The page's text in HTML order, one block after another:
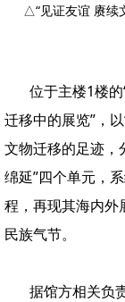
△“见证友谊 赓
位于主楼1楼
迁移中的展览”，
文物迁移的足迹，
绵延”四个单元，
程，再现其海内外
民族气节。
据馆方相关负